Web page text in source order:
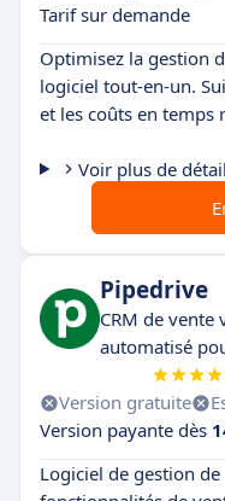
Tarif sur demande
Optimisez la gestion
logiciel tout-en-un.
et les coûts en temps
Voir plus de
Pipedrive
CRM de vente
automatisé
Version gratuite
Version payante dès
Logiciel de gestion